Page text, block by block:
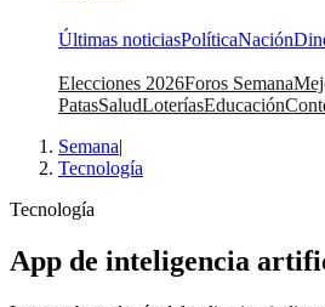
Últimas noticiasPolíticaNación
Elecciones 2026Foros Semana
PatasSaludLoteríasEducación
Semana|
Tecnología
Tecnología
App de inteligencia